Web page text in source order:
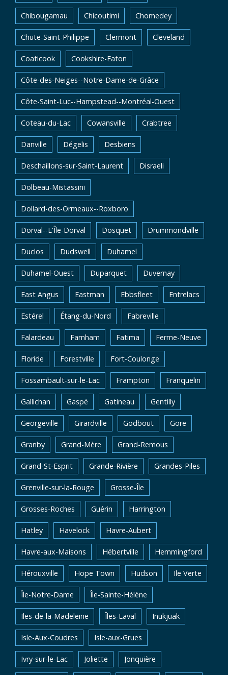
Chibougamau Chicoutimi Chomedey
Chute-Saint-Philippe Clermont Cleveland
Coaticook Cookshire-Eaton
Côte-des-Neiges--Notre-Dame-de-Grâce
Côte-Saint-Luc--Hampstead--Montréal-Ouest
Coteau-du-Lac Cowansville Crabtree
Danville Dégelis Desbiens
Deschaillons-sur-Saint-Laurent Disraeli
Dolbeau-Mistassini
Dollard-des-Ormeaux--Roxboro
Dorval--L'Île-Dorval Dosquet Drummondville
Duclos Dudswell Duhamel
Duhamel-Ouest Duparquet Duvernay
East Angus Eastman Ebbsfleet Entrelacs
Estérel Étang-du-Nord Fabreville
Falardeau Farnham Fatima Ferme-Neuve
Floride Forestville Fort-Coulonge
Fossambault-sur-le-Lac Frampton Franquelin
Gallichan Gaspé Gatineau Gentilly
Georgeville Girardville Godbout Gore
Granby Grand-Mère Grand-Remous
Grand-St-Esprit Grande-Rivière Grandes-Piles
Grenville-sur-la-Rouge Grosse-Île
Grosses-Roches Guérin Harrington
Hatley Havelock Havre-Aubert
Havre-aux-Maisons Hébertville Hemmingford
Hérouxville Hope Town Hudson Ile Verte
Île-Notre-Dame Île-Sainte-Hélène
Iles-de-la-Madeleine Îles-Laval Inukjuak
Isle-Aux-Coudres Isle-aux-Grues
Ivry-sur-le-Lac Joliette Jonquière